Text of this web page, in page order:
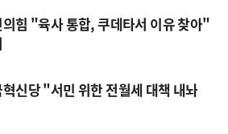
힘 "육사 통합, 쿠데타서 이유 찾아"
신당 "서민 위한 전월세 대책 내놔